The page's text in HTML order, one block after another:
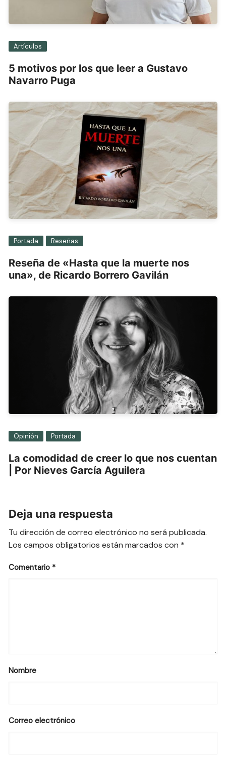
Artículos
5 motivos por los que leer a Gustavo
Navarro Puga
Portada Reseñas
Reseña de «Hasta que la muerte nos
una», de Ricardo Borrero Gavilán
Opinión Portada
La comodidad de creer lo que nos cuentan
| Por Nieves García Aguilera
Deja una respuesta
Tu dirección de correo electrónico no será publicada.
Los campos obligatorios están marcados con *
Comentario *
Nombre
Correo electrónico